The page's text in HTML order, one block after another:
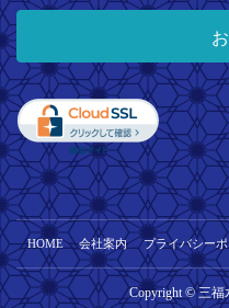
HOME 会社案内 プライバシー
Copyright © 三福